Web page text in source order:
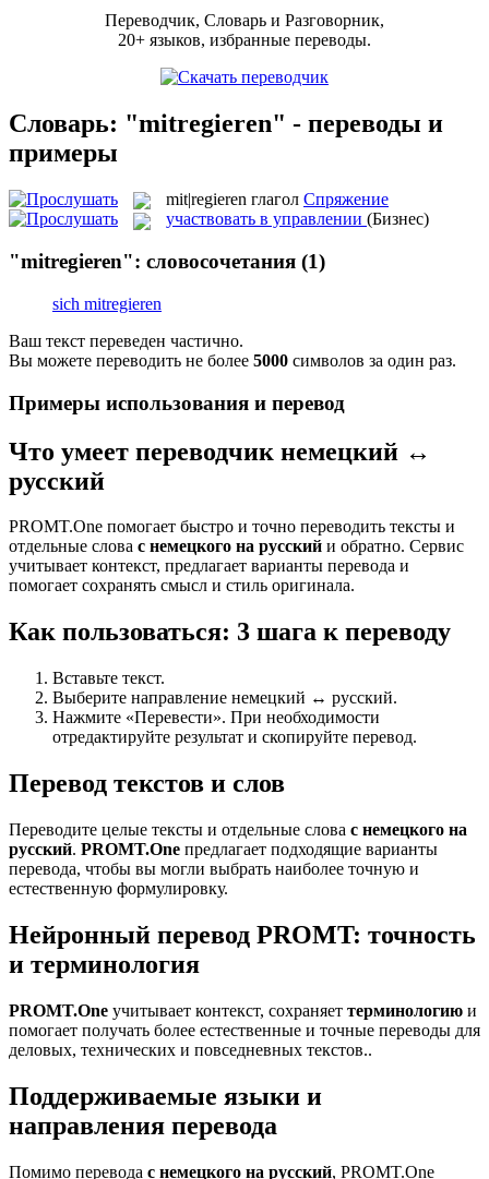
Переводчик, Словарь и Разговорник,
20+ языков, избранные переводы.
Словарь: "mitregieren" - переводы и
примеры
mit|regieren глагол Спряжение
участвовать в управлении (Бизнес)
"mitregieren": словосочетания (1)
sich mitregieren
Ваш текст переведен частично.
Вы можете переводить не более 5000 символов за один раз.
Примеры использования и перевод
Что умеет переводчик немецкий ↔
русский
PROMT.One помогает быстро и точно переводить тексты и
отдельные слова с немецкого на русский и обратно. Сервис
учитывает контекст, предлагает варианты перевода и
помогает сохранять смысл и стиль оригинала.
Как пользоваться: 3 шага к переводу
Вставьте текст.
Выберите направление немецкий ↔ русский.
Нажмите «Перевести». При необходимости
отредактируйте результат и скопируйте перевод.
Перевод текстов и слов
Переводите целые тексты и отдельные слова с немецкого на
русский. PROMT.One предлагает подходящие варианты
перевода, чтобы вы могли выбрать наиболее точную и
естественную формулировку.
Нейронный перевод PROMT: точность
и терминология
PROMT.One учитывает контекст, сохраняет терминологию и
помогает получать более естественные и точные переводы для
деловых, технических и повседневных текстов..
Поддерживаемые языки и
направления перевода
Помимо перевода с немецкого на русский, PROMT.One